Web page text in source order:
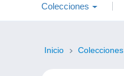
Colecciones
Inicio Colecciones